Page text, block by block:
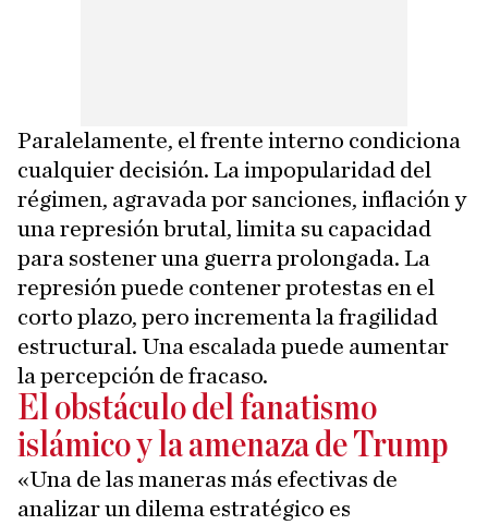
Paralelamente, el frente interno condiciona
cualquier decisión. La impopularidad del
régimen, agravada por sanciones, inflación y
una represión brutal, limita su capacidad
para sostener una guerra prolongada. La
represión puede contener protestas en el
corto plazo, pero incrementa la fragilidad
estructural. Una escalada puede aumentar
la percepción de fracaso.
El obstáculo del fanatismo
islámico y la amenaza de Trump
«Una de las maneras más efectivas de
analizar un dilema estratégico es